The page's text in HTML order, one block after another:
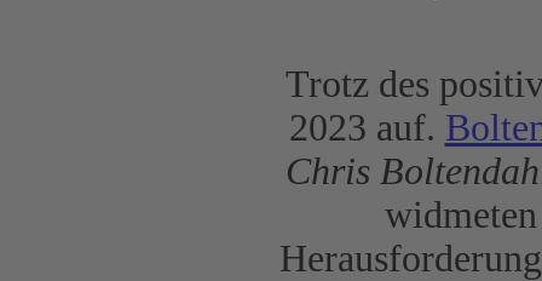
Trotz des
2023 auf.
Chris